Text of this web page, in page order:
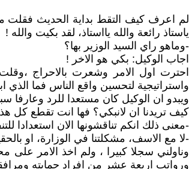
لم اعرف كيف التقط بداية الحديث فقلت
ياستاذ رائعة والله يااستاذ، لقد بكيت والله !
-وماهو راي السيد الوزير بها؟
اجاب الوكيل: بكي هو الاخر !
احترت اول الامر وشعرت بالاحراج
واستراتيجية لتحسين واقع الناس فما الذي
ويبدو ان الوكيل كان مستعدا للرد
كيف تريدنا ان لانبكي؟ فها انت تقطع كل
-معنى ذلك انكم تناقشونها الان استعدادا
-لا مع الاسف، مشكلتنا في الوزارة، او
وناولني سجلا كبيرا ، ولم اخذ الامر
ورواتب اربعة عشر من افراد حمايته